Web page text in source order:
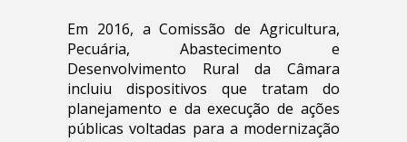
Em 2016, a Comissão de Agricultura,
Pecuária, Abastecimento e
Desenvolvimento Rural da Câmara
incluiu dispositivos que tratam do
planejamento e da execução de ações
públicas voltadas para a modernização